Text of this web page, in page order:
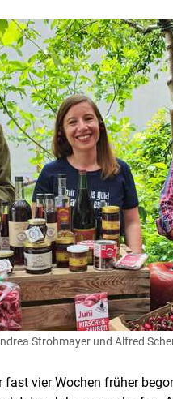
Strohmayer und Alfred
vier Wochen früher